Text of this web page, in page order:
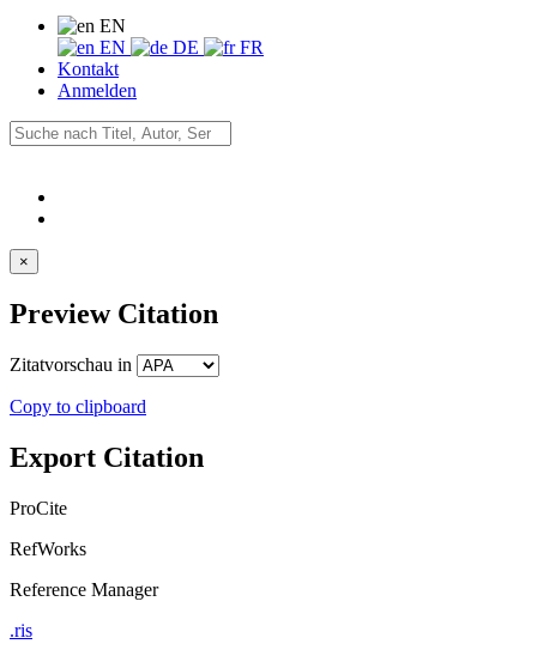
EN
EN
DE
FR
Kontakt
Anmelden
×
Preview Citation
Zitatvorschau in
Copy to clipboard
Export Citation
ProCite
RefWorks
Reference Manager
.ris